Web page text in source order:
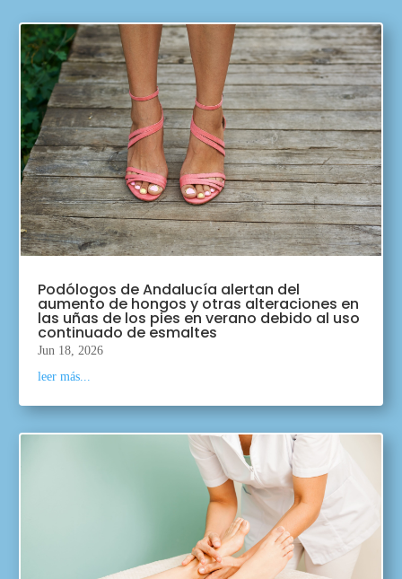
Podólogos de Andalucía alertan del
aumento de hongos y otras alteraciones en
las uñas de los pies en verano debido al uso
continuado de esmaltes
Jun 18, 2026
leer más...